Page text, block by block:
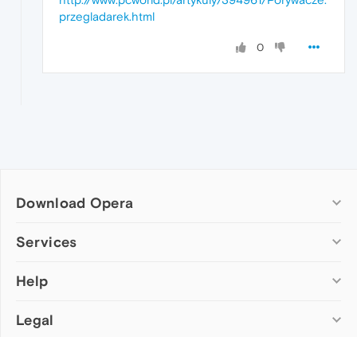
przegladarek.html
0
Download Opera
Computer browsers
Opera for Mac
Opera beta version
Services
Add-ons
Wallpapers
Help
Help & support
Legal